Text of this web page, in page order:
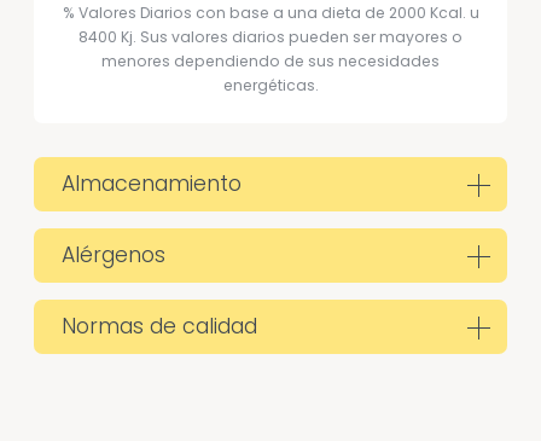
% Valores Diarios con base a una dieta de 2000 Kcal. u
8400 Kj. Sus valores diarios pueden ser mayores o
menores dependiendo de sus necesidades
energéticas.
Almacenamiento
Alérgenos
Normas de calidad